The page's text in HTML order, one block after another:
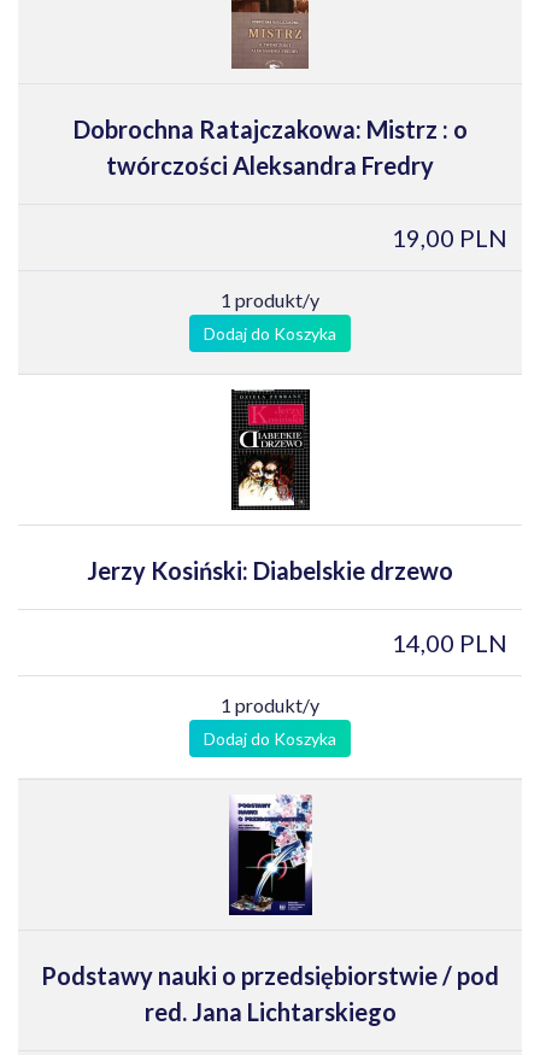
Dobrochna Ratajczakowa: Mistrz : o
twórczości Aleksandra Fredry
19,00 PLN
1 produkt/y
Dodaj do Koszyka
Jerzy Kosiński: Diabelskie drzewo
14,00 PLN
1 produkt/y
Dodaj do Koszyka
Podstawy nauki o przedsiębiorstwie / pod
red. Jana Lichtarskiego